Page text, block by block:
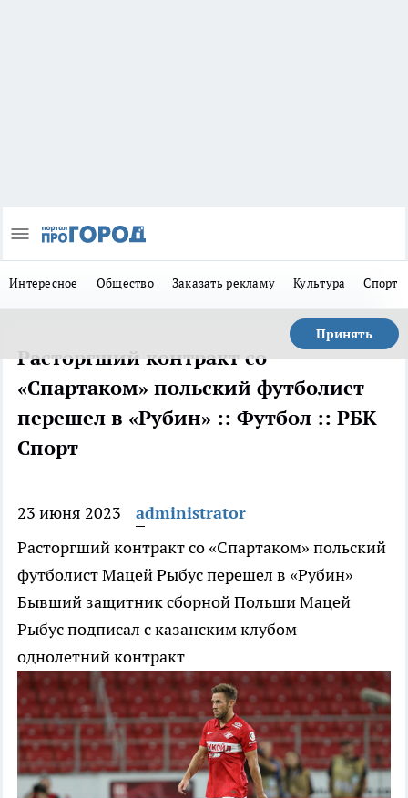
Интересное Общество Заказать рекламу Культура Спорт
Принять
Расторгший контракт со
«Спартаком» польский футболист
перешел в «Рубин» :: Футбол :: РБК
Спорт
23 июня 2023
administrator
Расторгший контракт со «Спартаком» польский
футболист Мацей Рыбус перешел в «Рубин»
Бывший защитник сборной Польши Мацей
Рыбус подписал с казанским клубом
однолетний контракт